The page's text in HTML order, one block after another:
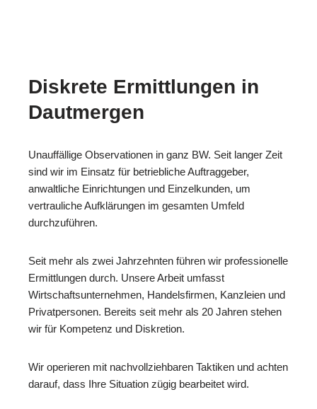
Diskrete Ermittlungen in
Dautmergen
Unauffällige Observationen in ganz BW. Seit langer Zeit
sind wir im Einsatz für betriebliche Auftraggeber,
anwaltliche Einrichtungen und Einzelkunden, um
vertrauliche Aufklärungen im gesamten Umfeld
durchzuführen.
Seit mehr als zwei Jahrzehnten führen wir professionelle
Ermittlungen durch. Unsere Arbeit umfasst
Wirtschaftsunternehmen, Handelsfirmen, Kanzleien und
Privatpersonen. Bereits seit mehr als 20 Jahren stehen
wir für Kompetenz und Diskretion.
Wir operieren mit nachvollziehbaren Taktiken und achten
darauf, dass Ihre Situation zügig bearbeitet wird.